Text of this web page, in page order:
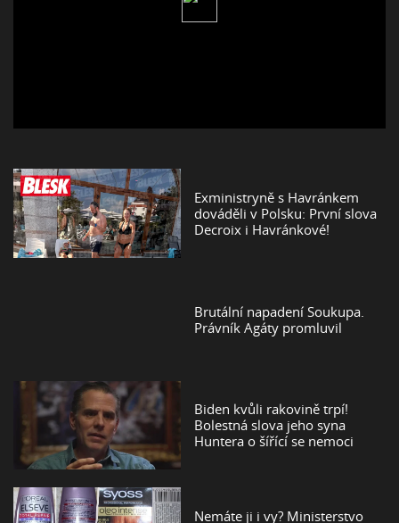
Exministryně s Havránkem
dováděli v Polsku: První slova
Decroix i Havránkové!
Brutální napadení Soukupa.
Právník Agáty promluvil
Biden kvůli rakovině trpí!
Bolestná slova jeho syna
Huntera o šířící se nemoci
Nemáte ji i vy? Ministerstvo